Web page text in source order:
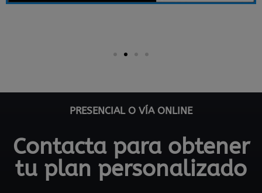
PRESENCIAL O VÍA ONLINE
Contacta para obtener
tu plan personalizado